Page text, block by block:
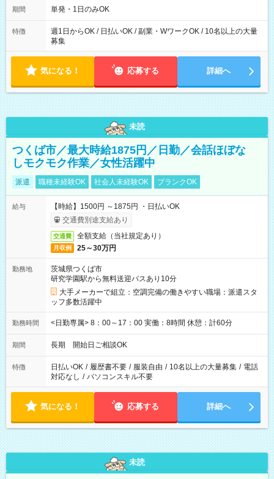
期間 単発・1日のみOK
特徴
週1日からOK / 日払いOK / 副業・WワークOK / 10名以上の大量
募集
気になる！ 応募する 詳細へ
未読
つくば市／最大時給1875円／日勤／会話ほぼな
しモクモク作業／女性活躍中
派遣 職種未経験OK 社会人未経験OK ブランクOK
給与
【時給】1500円 ～1875円 ・日払いOK
交通費別途支給あり
交通費 全額支給（当社規定あり）
月収例 25～30万円
勤務地
茨城県つくば市
研究学園駅から無料送迎バスあり10分
大手メーカーで組立：空調完備の働きやすい職場：派遣スタ
ッフ多数活躍中
勤務時間 <日勤専属> 8：00～17：00 実働：8時間 休憩：計60分
期間 長期 開始日ご相談OK
特徴 日払いOK / 履歴書不要 / 服装自由 / 10名以上の大量募集 / 電話
対応なし / パソコンスキル不要
気になる！ 応募する 詳細へ
未読